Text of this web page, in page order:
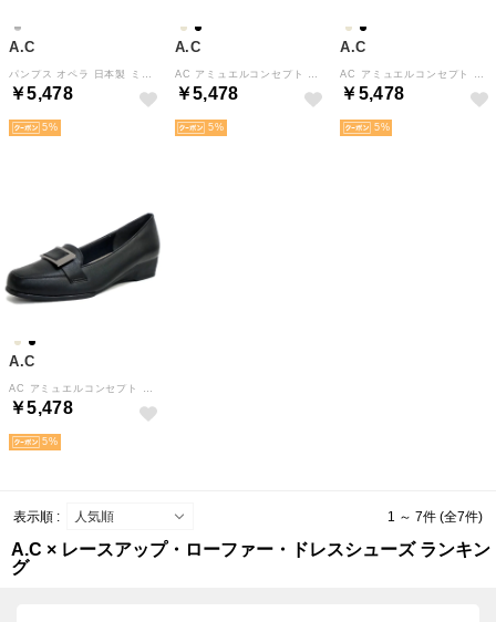
A.C
￥5,478
5
A.C
￥5,478
5
A.C
￥5,478
5
A.C
￥5,478
5
表示順 : 1 ～ 7件 (全7件)
A.C × レースアップ・ローファー・ドレスシューズ ランキン
グ